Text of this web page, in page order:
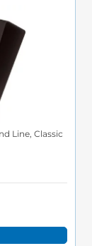
Line, Classic